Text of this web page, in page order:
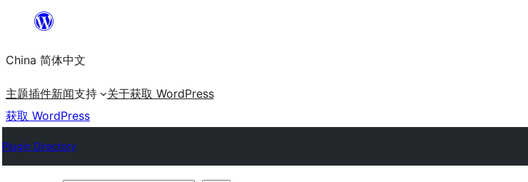
内
容
China 简体中文
主题插件新闻支持 关于获取 WordPress
获取 WordPress
Plugin Directory